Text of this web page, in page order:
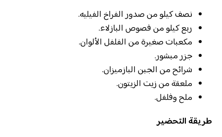
نصف كيلو من صدور الفراخ الفيليه.
ربع كيلو من فصوص البازلاء.
مكعبات صغيرة من الفلفل الألوان.
جزر مبشور.
شرائح من الجبن البازميزان.
ملعقة من زيت الزيتون.
ملح وفلفل.
طريقة التحضير